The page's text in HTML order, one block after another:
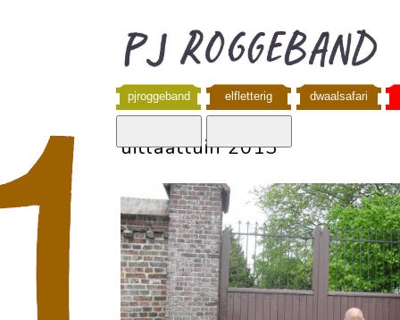
pjroggeband elfletterig dwaalsafari
uitlaattuin 2013